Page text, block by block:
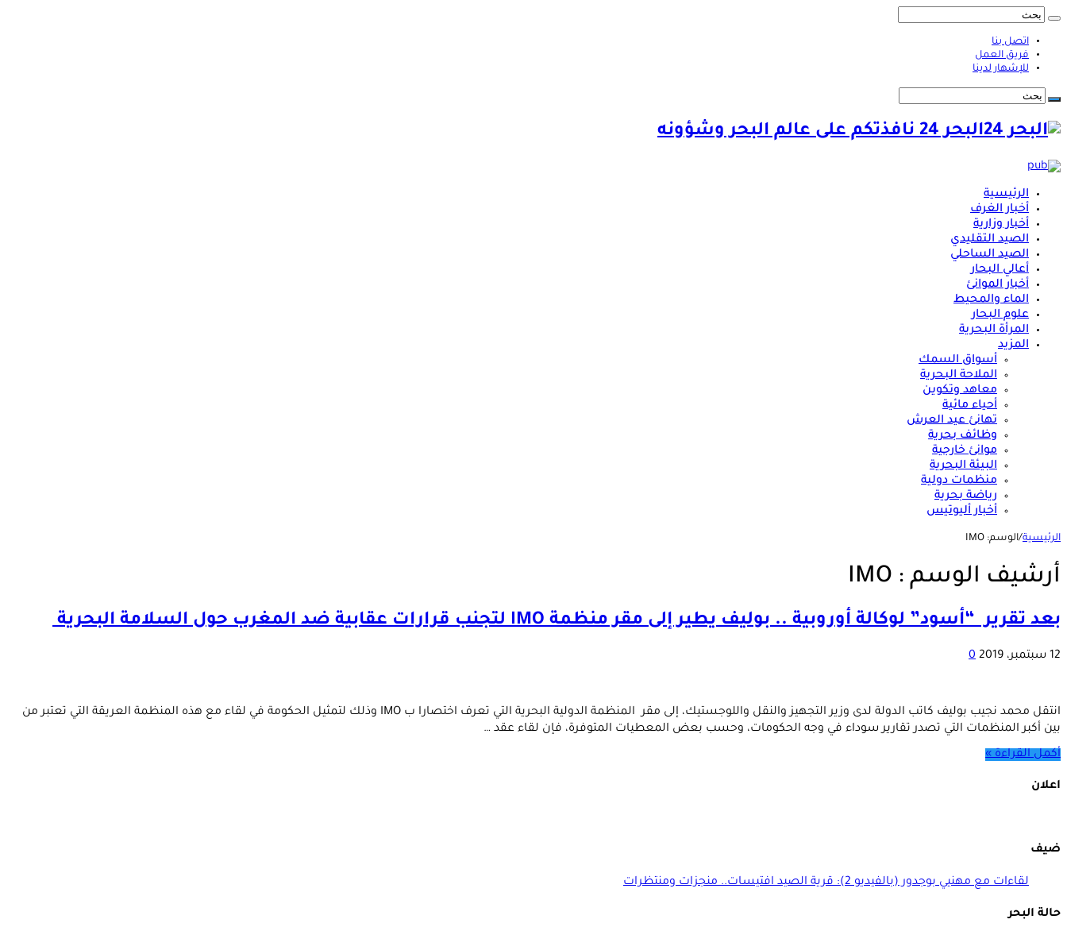
اتصل بنا
فريق العمل
للإشهار لدينا
البحر 24 نافذتكم على عالم البحر وشؤونه
الرئيسية
أخبار الغرف
أخبار وزارية
الصيد التقليدي
الصيد الساحلي
أعالي البحار
أخبار الموانئ
الماء والمحيط
علوم البحار
المرأة البحرية
المزيد
أسواق السمك
الملاحة البحرية
معاهد وتكوين
أحياء مائية
تهانئ عيد العرش
وظائف بحرية
موانئ خارجية
البيئة البحرية
منظمات دولية
رياضة بحرية
أخبار أليوتيس
الرئيسية/الوسم: IMO
أرشيف الوسم : IMO
بعد تقرير “أسود” لوكالة أوروبية .. بوليف يطير إلى مقر منظمة IMO لتجنب قرارات عقابية ضد المغرب حول السلامة البحرية
12 سبتمبر، 2019 0
انتقل محمد نجيب بوليف كاتب الدولة لدى وزير التجهيز والنقل واللوجستيك، إلى مقر المنظمة الدولية البحرية التي تعرف اختصارا ب IMO وذلك لتمثيل الحكومة في لقاء مع هذه المنظمة العريقة التي تعتبر من
بين أكبر المنظمات التي تصدر تقارير سوداء في وجه الحكومات، وحسب بعض المعطيات المتوفرة، فإن لقاء عقد …
أكمل القراءة »
اعلان
ضيف
لقاءات مع مهنيي بوجدور (بالفيديو 2): قرية الصيد افتيسات.. منجزات ومنتظرات
حالة البحر